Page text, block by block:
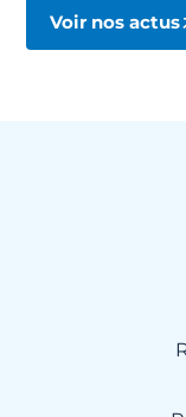
Voir nos actus